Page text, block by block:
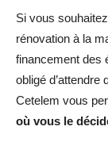
Si vous
rénovation à la
financement des
obligé
Cetelem vous
où vous le